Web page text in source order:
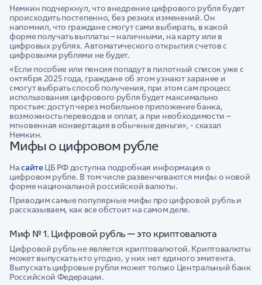
Немкин подчеркнул, что внедрение цифрового рубля будет
происходить постепенно, без резких изменений. Он
напомнил, что граждане смогут сами выбирать, в какой
форме получать выплаты – наличными, на карту или в
цифровых рублях. Автоматического открытия счетов с
цифровыми рублями не будет.
«Если пособие или пенсия попадут в пилотный список уже с
октября 2025 года, граждане об этом узнают заранее и
смогут выбрать способ получения, при этом сам процесс
использования цифрового рубля будет максимально
простым: доступ через мобильное приложение банка,
возможность переводов и оплат, а при необходимости –
мгновенная конвертация в обычные деньги», - сказал
Немкин.
Мифы о цифровом рубле
НасайтеЦБ РФ доступна подробная информация о
цифровом рубле. В том числе развенчиваются мифы о новой
форме национальной российской валюты.
Приводим самые популярные мифы про цифровой рубль и
рассказываем, как все обстоит на самом деле.
Миф № 1. Цифровой рубль — это криптовалюта
Цифровой рубль не является криптовалютой. Криптовалюты
может выпускать кто угодно, у них нет единого эмитента.
Выпускать цифровые рубли может только Центральный банк
Российской Федерации.